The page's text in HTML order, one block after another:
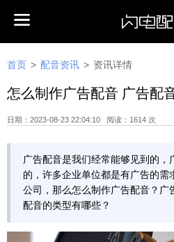
首页 > 配音资讯 > 资讯详情
怎么制作广告配音 广告配
日期：2023-08-23 22:04:10 阅读：1614 次
广告配音是我们经常能够见到的，
的，许多企业单位都是有广告的需
公司，那么怎么制作广告配音？广
配音的类型有哪些？